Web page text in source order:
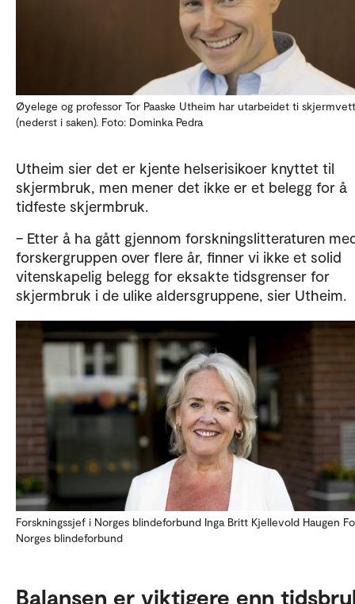
Øyelege og professor Tor Paaske Utheim har utarbeidet ti
(nederst i saken). Foto: Dominka Pedra
Utheim sier det er kjente helserisikoer knyttet til
skjermbruk, men mener det ikke er et belegg for å
tidfeste skjermbruk.
– Etter å ha gått gjennom forskningslitteraturen
forskergruppen over flere år, finner vi ikke et solid
vitenskapelig belegg for eksakte tidsgrenser for
skjermbruk i de ulike aldersgruppene, sier Utheim.
Forskningssjef i Norges blindeforbund Inga Britt Kjellevold Haugen
Norges blindeforbund
Balansen er viktigere enn